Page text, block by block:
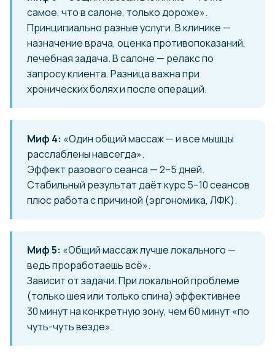
самое, что в салоне, только дороже».
Принципиально разные услуги. В клинике —
назначение врача, оценка противопоказаний,
лечебная задача. В салоне — релакс по
запросу клиента. Разница важна при
хронических болях и после операций.
Миф 4: «Один общий массаж — и все мышцы
расслаблены навсегда».
Эффект разового сеанса — 2–5 дней.
Стабильный результат даёт курс 5–10 сеансов
плюс работа с причиной (эргономика, ЛФК).
Миф 5: «Общий массаж лучше локального —
ведь проработаешь всё».
Зависит от задачи. При локальной проблеме
(только шея или только спина) эффективнее
30 минут на конкретную зону, чем 60 минут «по
чуть-чуть везде».